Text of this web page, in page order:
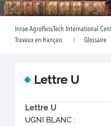
Inrae-AgroParisTech International
Travaux en français
Glossaire
Lettre U
Lettre U
UGNI BLANC :